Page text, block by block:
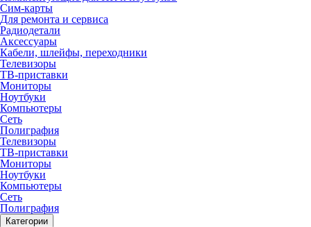
Сим-карты
Для ремонта и сервиса
Радиодетали
Аксессуары
Кабели, шлейфы, переходники
Телевизоры
ТВ-приставки
Мониторы
Ноутбуки
Компьютеры
Сеть
Полиграфия
Телевизоры
ТВ-приставки
Мониторы
Ноутбуки
Компьютеры
Сеть
Полиграфия
Категории